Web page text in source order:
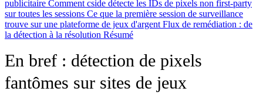
publicitaire Comment cside détecte les IDs de pixels non first-party
sur toutes les sessions Ce que la première session de surveillance
trouve sur une plateforme de jeux d'argent Flux de remédiation : de
la détection à la résolution Résumé
En bref : détection de pixels
fantômes sur sites de jeux